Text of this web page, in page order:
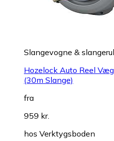
Slangevogne &
Hozelock Auto Reel
(30m Slange)
fra
959 kr.
hos Verktygsboden